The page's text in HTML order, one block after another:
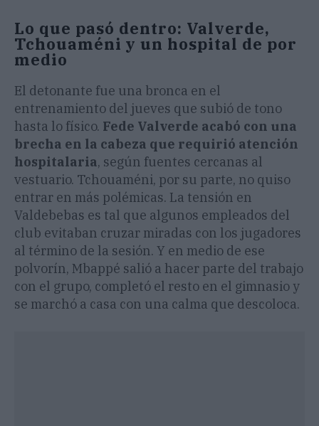
Lo que pasó dentro: Valverde,
Tchouaméni y un hospital de por
medio
El detonante fue una bronca en el
entrenamiento del jueves que subió de tono
hasta lo físico. Fede Valverde acabó con una
brecha en la cabeza que requirió atención
hospitalaria, según fuentes cercanas al
vestuario. Tchouaméni, por su parte, no quiso
entrar en más polémicas. La tensión en
Valdebebas es tal que algunos empleados del
club evitaban cruzar miradas con los jugadores
al término de la sesión. Y en medio de ese
polvorín, Mbappé salió a hacer parte del trabajo
con el grupo, completó el resto en el gimnasio y
se marchó a casa con una calma que descoloca.